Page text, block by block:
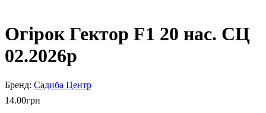
Огірок Гектор F1 20 нас. СЦ
02.2026р
Садиба Центр
14.00грн